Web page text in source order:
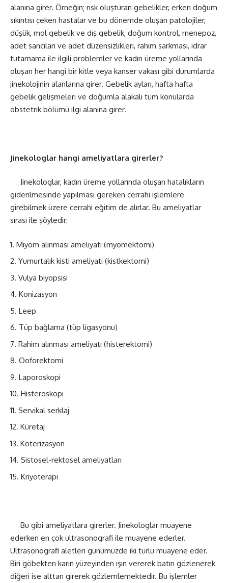
alanına girer. Örneğin; risk oluşturan gebelikler, erken doğum
sıkıntısı çeken hastalar ve bu dönemde oluşan patolojiler,
düşük, mol gebelik ve dış gebelik, doğum kontrol, menepoz,
adet sancıları ve adet düzensizlikleri, rahim sarkması, idrar
tutamama ile ilgili problemler ve kadın üreme yollarında
oluşan her hangi bir kitle veya kanser vakası gibi durumlarda
jinekolojinin alanlarına girer. Gebelik ayları, hafta hafta
gebelik gelişmeleri ve doğumla alakalı tüm konularda
obstetrik bölümü ilgi alanına girer.
Jinekologlar hangi ameliyatlara girerler?
Jinekologlar, kadın üreme yollarında oluşan hatalıkların
giderilmesinde yapılması gereken cerrahi işlemlere
girebilmek üzere cerrahi eğitim de alırlar. Bu ameliyatlar
sırası ile şöyledir:
Miyom alınması ameliyatı (myomektomi)
Yumurtalık kisti ameliyatı (kistkektomi)
Vulya biyopsisi
Konizasyon
Leep
Tüp bağlama (tüp ligasyonu)
Rahim alınması ameliyatı (histerektomi)
Ooforektomi
Laporoskopi
Histeroskopi
Servikal serklaj
Küretaj
Koterizasyon
Sistosel-rektosel ameliyatları
Kriyoterapi
Bu gibi ameliyatlara girerler. Jinekologlar muayene
ederken en çok ultrasonografi ile muayene ederler.
Ultrasonografi aletleri günümüzde iki türlü muayene eder.
Biri göbekten karın yüzeyinden ışın vererek batın gözlenerek
diğeri ise alttan girerek gözlemlemektedir. Bu işlemler